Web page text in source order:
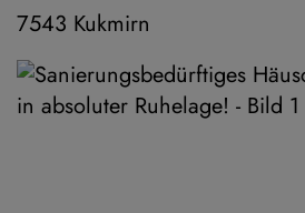
7543 Kukmirn